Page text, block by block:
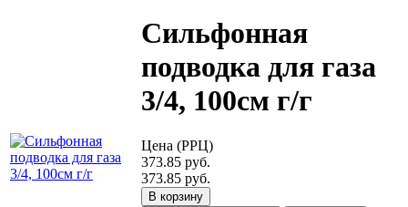
Сильфонная
подводка для газа
3/4, 100см г/г
Цена (РРЦ)
373.85 руб.
373.85 руб.
В корзину